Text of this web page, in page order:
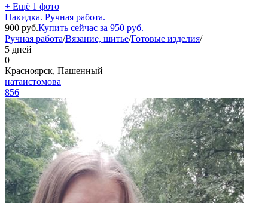
+ Ещё 1 фото
Накидка. Ручная работа.
900 руб.Купить сейчас за 950 руб.
Ручная работа/Вязание, шитье/Готовые изделия/
5 дней
0
Красноярск, Пашенный
натаистомова
856